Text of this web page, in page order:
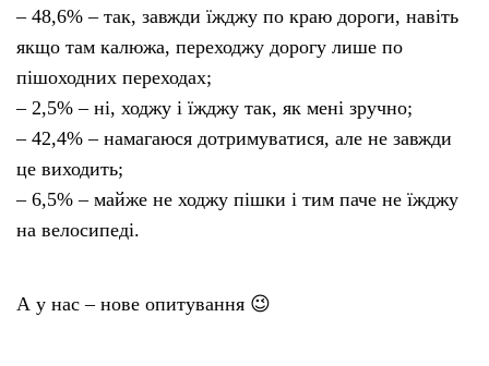
– 48,6% – так, завжди їжджу по краю дороги, навіть
якщо там калюжа, переходжу дорогу лише по
пішоходних переходах;
– 2,5% – ні, ходжу і їжджу так, як мені зручно;
– 42,4% – намагаюся дотримуватися, але не завжди
це виходить;
– 6,5% – майже не ходжу пішки і тим паче не їжджу
на велосипеді.
А у нас – нове опитування 😉